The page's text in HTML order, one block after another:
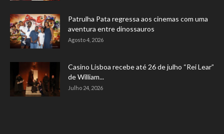
Patrulha Pata regressa aos cinemas com uma
aventura entre dinossauros
Agosto 4, 2026
Casino Lisboa recebe até 26 de julho “Rei Lear”
de William...
Julho 24, 2026